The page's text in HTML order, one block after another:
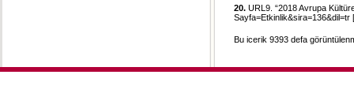
20. URL9. “2018 Avrupa
Sayfa=Etkinlik&sira=136&dil=tr
Bu icerik 9393 defa